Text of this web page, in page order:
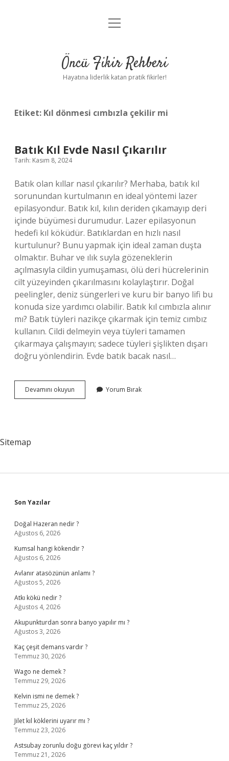
Anasayfa
Yasal Uyarı
menüyü
Öncü Fikir Rehberi
Hayatına liderlik katan pratik fikirler!
Etiket: Kıl dönmesi cımbızla çekilir mi
Batık Kıl Evde Nasıl Çıkarılır
Tarih: Kasım 8, 2024
Batık olan kıllar nasıl çıkarılır? Merhaba, batık kıl
sorunundan kurtulmanın en ideal yöntemi lazer
epilasyondur. Batık kıl, kılın deriden çıkamayıp deri
içinde büyümesi durumudur. Lazer epilasyonun
hedefi kıl köküdür. Batıklardan en hızlı nasıl
kurtulunur? Bunu yapmak için ideal zaman duşta
olmaktır. Buhar ve ılık suyla gözeneklerin
açılmasıyla cildin yumuşaması, ölü deri hücrelerinin
cilt yüzeyinden çıkarılmasını kolaylaştırır. Doğal
peelingler, deniz süngerleri ve kuru bir banyo lifi bu
konuda size yardımcı olabilir. Batık kıl cımbızla alınır
mı? Batık tüyleri nazikçe çıkarmak için temiz cımbız
kullanın. Cildi delmeyin veya tüyleri tamamen
çıkarmaya çalışmayın; sadece tüyleri şişlikten dışarı
doğru yönlendirin. Evde batık bacak nasıl…
Devamını okuyun
Kıl
Yorum Bırak
Sitemap
Sidebar
Son Yazılar
Doğal Hazeran nedir ?
Ağustos 6, 2026
Kumsal hangi kökendir ?
Ağustos 6, 2026
Avlanır atasözünün anlamı ?
Ağustos 5, 2026
Atkı kökü nedir ?
Ağustos 4, 2026
Akupunkturdan sonra banyo yapılır mı ?
Ağustos 3, 2026
Kaç çeşit demans vardır ?
Temmuz 30, 2026
Wago ne demek ?
Temmuz 29, 2026
Kelvin ismi ne demek ?
Temmuz 25, 2026
Jilet kıl köklerini uyarır mı ?
Temmuz 23, 2026
Astsubay zorunlu doğu görevi kaç yıldır ?
Temmuz 21, 2026